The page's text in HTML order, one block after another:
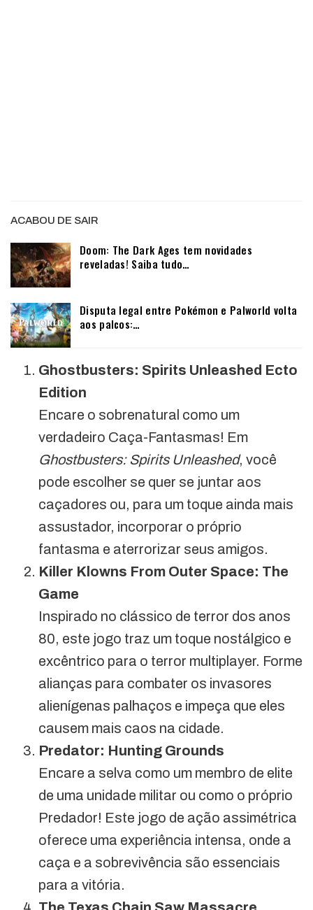
ACABOU DE SAIR
Doom: The Dark Ages tem novidades
reveladas! Saiba tudo…
Disputa legal entre Pokémon e Palworld volta
aos palcos:…
Ghostbusters: Spirits Unleashed Ecto
Edition
Encare o sobrenatural como um
verdadeiro Caça-Fantasmas! Em
Ghostbusters: Spirits Unleashed, você
pode escolher se quer se juntar aos
caçadores ou, para um toque ainda mais
assustador, incorporar o próprio
fantasma e aterrorizar seus amigos.
Killer Klowns From Outer Space: The
Game
Inspirado no clássico de terror dos anos
80, este jogo traz um toque nostálgico e
excêntrico para o terror multiplayer. Forme
alianças para combater os invasores
alienígenas palhaços e impeça que eles
causem mais caos na cidade.
Predator: Hunting Grounds
Encare a selva como um membro de elite
de uma unidade militar ou como o próprio
Predador! Este jogo de ação assimétrica
oferece uma experiência intensa, onde a
caça e a sobrevivência são essenciais
para a vitória.